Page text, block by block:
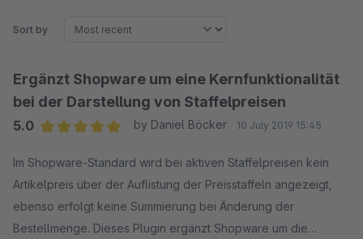
Sort by
Ergänzt Shopware um eine Kernfunktionalität
bei der Darstellung von Staffelpreisen
5.0
by Daniel Böcker 10 July 2019 15:45
Im Shopware-Standard wird bei aktiven Staffelpreisen kein
Artikelpreis über der Auflistung der Preisstaffeln angezeigt,
ebenso erfolgt keine Summierung bei Änderung der
Bestellmenge. Dieses Plugin ergänzt Shopware um die